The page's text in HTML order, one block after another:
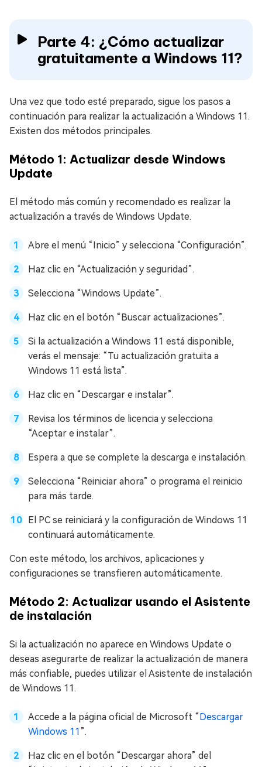
Parte 4: ¿Cómo actualizar
gratuitamente a Windows 11?
Una vez que todo esté preparado, sigue los pasos a
continuación para realizar la actualización a Windows 11.
Existen dos métodos principales.
Método 1: Actualizar desde Windows
Update
El método más común y recomendado es realizar la
actualización a través de Windows Update.
Abre el menú “Inicio” y selecciona “Configuración”.
Haz clic en “Actualización y seguridad”.
Selecciona “Windows Update”.
Haz clic en el botón “Buscar actualizaciones”.
Si la actualización a Windows 11 está disponible,
verás el mensaje: “Tu actualización gratuita a
Windows 11 está lista”.
Haz clic en “Descargar e instalar”.
Revisa los términos de licencia y selecciona
“Aceptar e instalar”.
Espera a que se complete la descarga e instalación.
Selecciona “Reiniciar ahora” o programa el reinicio
para más tarde.
El PC se reiniciará y la configuración de Windows 11
continuará automáticamente.
Con este método, los archivos, aplicaciones y
configuraciones se transfieren automáticamente.
Método 2: Actualizar usando el Asistente
de instalación
Si la actualización no aparece en Windows Update o
deseas asegurarte de realizar la actualización de manera
más confiable, puedes utilizar el Asistente de instalación
de Windows 11.
Accede a la página oficial de Microsoft “Descargar
Windows 11”.
Haz clic en el botón “Descargar ahora” del